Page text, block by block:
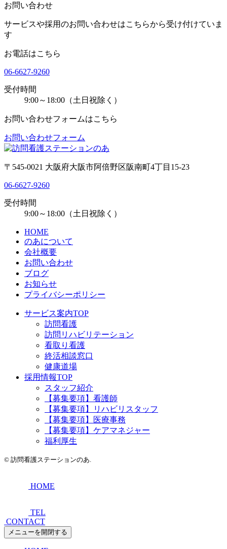
お問い合わせ
サービスや採用のお問い合わせはこちらから受け付けていま
す
お電話はこちら
06-6627-9260
受付時間
9:00～18:00（土日祝除く）
お問い合わせフォームはこちら
お問い合わせフォーム
〒545-0021 大阪府大阪市阿倍野区阪南町4丁目15-23
06-6627-9260
受付時間
9:00～18:00（土日祝除く）
HOME
のあについて
会社概要
お問い合わせ
ブログ
お知らせ
プライバシーポリシー
サービス案内TOP
訪問看護
訪問リハビリテーション
看取り看護
終活相談窓口
健康道場
採用情報TOP
スタッフ紹介
【募集要項】看護師
【募集要項】リハビリスタッフ
【募集要項】医療事務
【募集要項】ケアマネジャー
福利厚生
© 訪問看護ステーションのあ.
HOME
TEL
CONTACT
メニューを開閉する